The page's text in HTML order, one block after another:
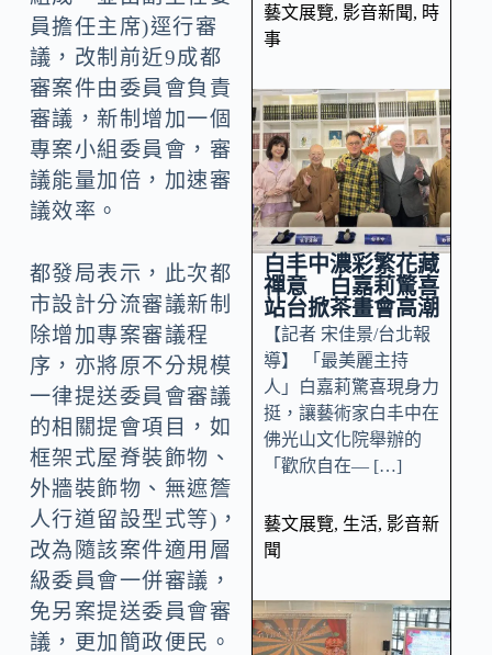
員擔任主席)逕行審
議，改制前近9成都
審案件由委員會負責
審議，新制增加一個
專案小組委員會，審
議能量加倍，加速審
議效率。
都發局表示，此次都
市設計分流審議新制
除增加專案審議程
序，亦將原不分規模
一律提送委員會審議
的相關提會項目，如
框架式屋脊裝飾物、
外牆裝飾物、無遮簷
人行道留設型式等)，
改為隨該案件適用層
級委員會一併審議，
免另案提送委員會審
議，更加簡政便民。
藝文展覽, 影音新聞, 時
事
白丰中濃彩繁花藏
禪意 白嘉莉驚喜
站台掀茶畫會高潮
【記者 宋佳景/台北報
導】 「最美麗主持
人」白嘉莉驚喜現身力
挺，讓藝術家白丰中在
佛光山文化院舉辦的
「歡欣自在— […]
藝文展覽, 生活, 影音新
聞